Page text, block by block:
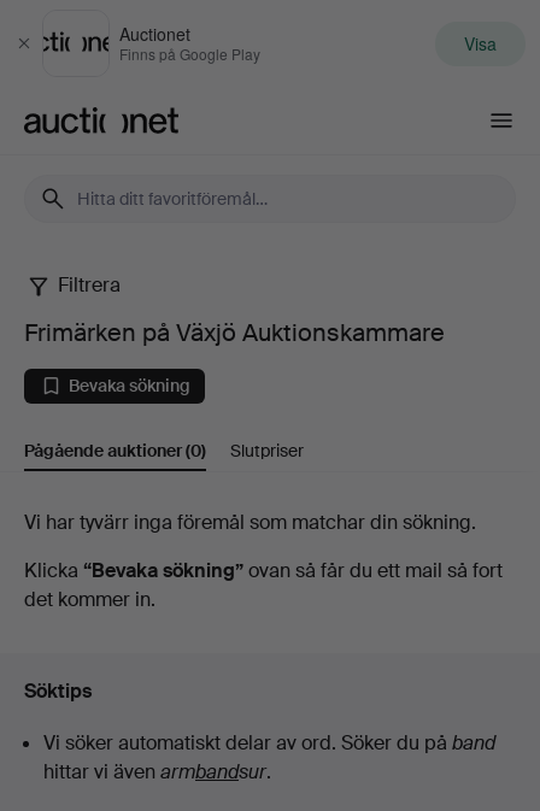
Stäng
Auctionet
Finns på Google Play Visa
Frimärken
på
Växjö
Auktionskammare
Filtrera
Frimärken på Växjö Auktionskammare
Bevaka sökning
Pågående auktioner(0) Slutpriser
Pågående
auktioner
Vi har tyvärr inga föremål som matchar din sökning.
Klicka “Bevaka sökning”ovan så får du ett mail så fort
det kommer in.
Söktips
Vi söker automatiskt delar av ord. Söker du på band
hittar vi även armbandsur.